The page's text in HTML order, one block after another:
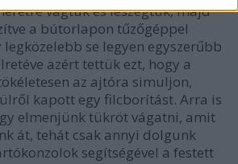
vágtuk és leszegtük, majd
a bútorlapon tűzőgéppel
se legyen egyszerűbb
azért tettük ezt, hogy a
az ajtóra simuljon,
kapott egy filcborítást. Arra is
elmenjünk tükröt vágatni, amit
át, tehát csak annyi dolgunk
segítségével a festett